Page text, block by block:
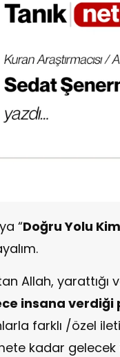
“Doğru Yolu
Allah, yarattığı
insana verdiği
farklı /özel
kadar gelecek